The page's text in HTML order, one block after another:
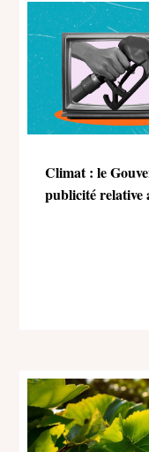
Climat : le
publicité relative